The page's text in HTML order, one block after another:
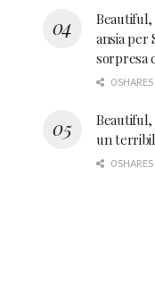
Beautiful,
ansia per
sorpresa
0 SHARES
Beautiful,
un
0 SHARES